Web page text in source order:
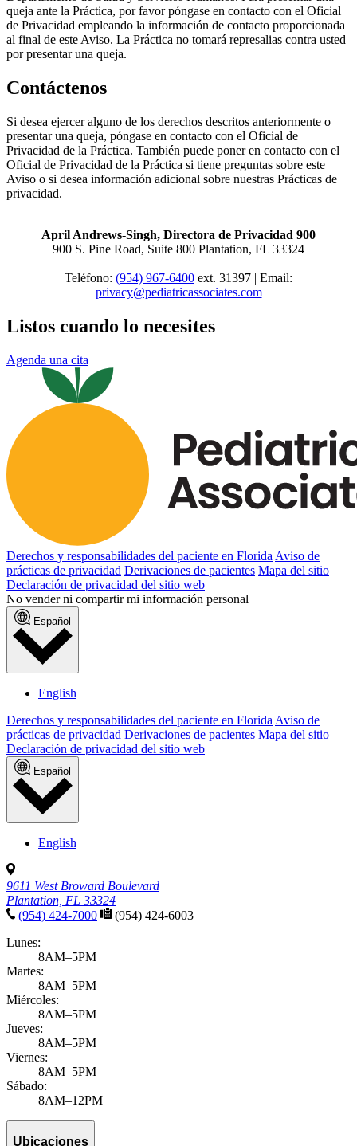
queja ante la Práctica, por favor póngase en contacto con el Oficial
de Privacidad empleando la información de contacto proporcionada
al final de este Aviso. La Práctica no tomará represalias contra usted
por presentar una queja.
Contáctenos
Si desea ejercer alguno de los derechos descritos anteriormente o
presentar una queja, póngase en contacto con el Oficial de
Privacidad de la Práctica. También puede poner en contacto con el
Oficial de Privacidad de la Práctica si tiene preguntas sobre este
Aviso o si desea información adicional sobre nuestras Prácticas de
privacidad.
April Andrews-Singh, Directora de Privacidad 900
900 S. Pine Road, Suite 800 Plantation, FL 33324
Teléfono: (954) 967-6400 ext. 31397 | Email:
privacy@pediatricassociates.com
Listos cuando lo necesites
Agenda una cita
Derechos y responsabilidades del paciente en Florida Aviso de
prácticas de privacidad Derivaciones de pacientes Mapa del sitio
Declaración de privacidad del sitio web
No vender ni compartir mi información personal
Español
English
Derechos y responsabilidades del paciente en Florida Aviso de
prácticas de privacidad Derivaciones de pacientes Mapa del sitio
Declaración de privacidad del sitio web
Español
English
9611 West Broward Boulevard
Plantation, FL 33324
(954) 424-7000
(954) 424-6003
Lunes:
8AM–5PM
Martes:
8AM–5PM
Miércoles:
8AM–5PM
Jueves:
8AM–5PM
Viernes:
8AM–5PM
Sábado:
8AM–12PM
Ubicaciones